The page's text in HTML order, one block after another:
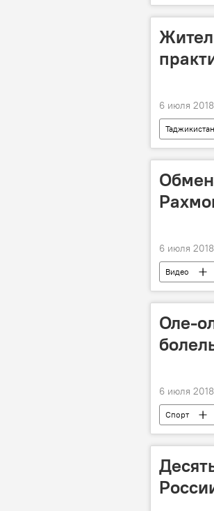
6 июля
Таджикистан
6 июля
Видео
Таджикистан
Оле-
6 июля
Спорт
Таджикистан